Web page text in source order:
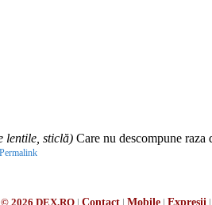
lentile, sticlă) Care nu descompune
Permalink
© 2026 DEX.RO| Contact| Mobile| Expresii |